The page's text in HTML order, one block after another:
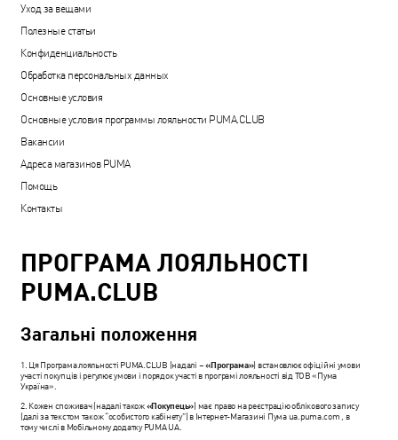
ПРОГРАМА ЛОЯЛЬНОСТІ
PUMA.CLUB
Загальні положення
1. Ця Програма лояльності PUMA.CLUB (надалі –«Програма») встановлює офіційні умови
участі покупців і регулює умови і порядок участі в програмі лояльності від ТОВ «Пума
Україна».
2. Кожен споживач (надалі також«Покупець») має право на реєстрацію облікового запису
(далі за текстом також “особистого кабінету”) в Інтернет-Магазині Пума ua.puma.com , в
тому числі в Мобільному додатку PUMA UA.
Уход за вещами
Полезные статьи
Конфиденциальность
Обработка персональных данных
Основные условия
Основные условия программы лояльности PUMA.CLUB
Вакансии
Адреса магазинов PUMA
Помощь
Контакты